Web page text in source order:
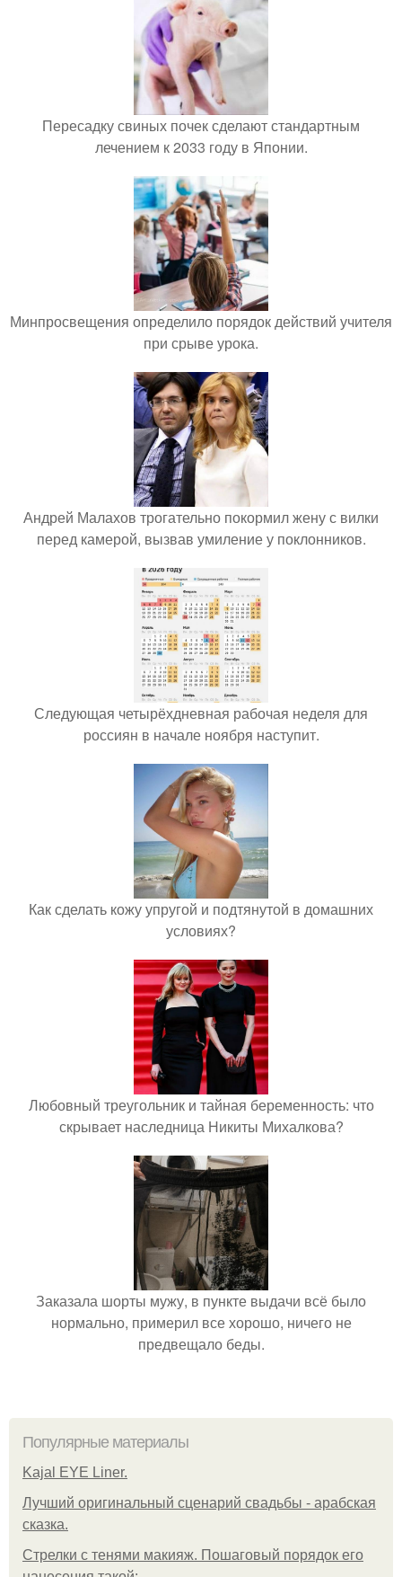
Пересадку свиных почек сделают стандартным
лечением к 2033 году в Японии.
Минпросвещения определило порядок действий учителя
при срыве урока.
Андрей Малахов трогательно покормил жену с вилки
перед камерой, вызвав умиление у поклонников.
Следующая четырёхдневная рабочая неделя для
россиян в начале ноября наступит.
Как сделать кожу упругой и подтянутой в домашних
условиях?
Любовный треугольник и тайная беременность: что
скрывает наследница Никиты Михалкова?
Заказала шорты мужу, в пункте выдачи всё было
нормально, примерил все хорошо, ничего не
предвещало беды.
Популярные материалы
Kajal EYE Liner.
Лучший оригинальный сценарий свадьбы - арабская
сказка.
Стрелки с тенями макияж. Пошаговый порядок его